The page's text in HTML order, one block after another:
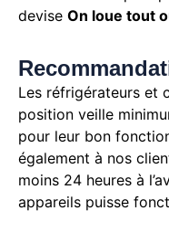
devise On loue tout
Les réfrigérateurs et
position veille
pour leur bon
également à nos
moins 24 heures à
appareils puisse